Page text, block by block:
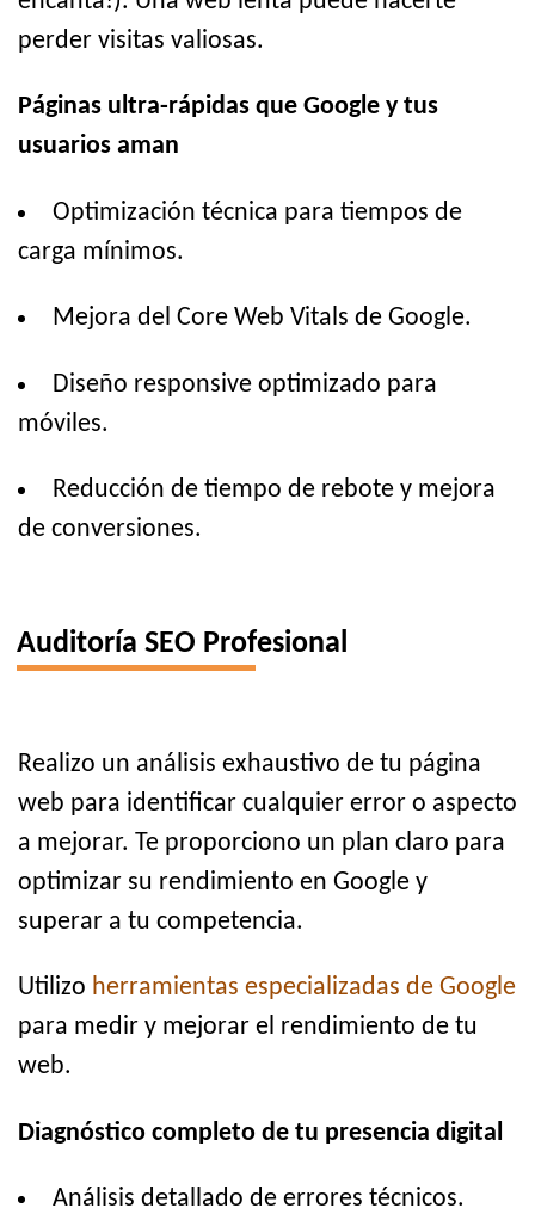
perder visitas valiosas.
Páginas ultra-rápidas que Google y tus
usuarios aman
Optimización técnica para tiempos de
carga mínimos.
Mejora del Core Web Vitals de Google.
Diseño responsive optimizado para
móviles.
Reducción de tiempo de rebote y mejora
de conversiones.
Auditoría SEO Profesional
Realizo un análisis exhaustivo de tu página
web para identificar cualquier error o aspecto
a mejorar. Te proporciono un plan claro para
optimizar su rendimiento en Google y
superar a tu competencia.
Utilizo herramientas especializadas de Google
para medir y mejorar el rendimiento de tu
web.
Diagnóstico completo de tu presencia digital
Análisis detallado de errores técnicos.